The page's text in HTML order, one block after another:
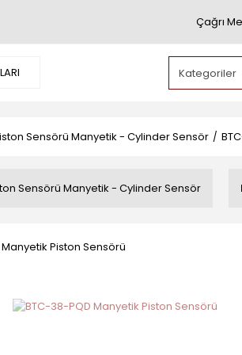
Çağrı
Sensörü Manyetik - Cylinder Sensör
Sensörü Manyetik - Cylinder Sensör